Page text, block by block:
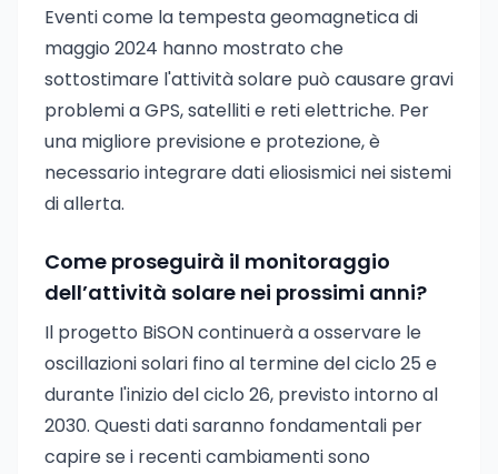
Eventi come la tempesta geomagnetica di
maggio 2024 hanno mostrato che
sottostimare l'attività solare può causare gravi
problemi a GPS, satelliti e reti elettriche. Per
una migliore previsione e protezione, è
necessario integrare dati eliosismici nei sistemi
di allerta.
Come proseguirà il monitoraggio
dell’attività solare nei prossimi anni?
Il progetto BiSON continuerà a osservare le
oscillazioni solari fino al termine del ciclo 25 e
durante l'inizio del ciclo 26, previsto intorno al
2030. Questi dati saranno fondamentali per
capire se i recenti cambiamenti sono